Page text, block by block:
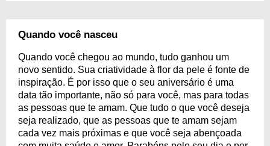
Quando você nasceu
Quando você chegou ao mundo, tudo ganhou um
novo sentido. Sua criatividade à flor da pele é fonte de
inspiração. É por isso que o seu aniversário é uma
data tão importante, não só para você, mas para todas
as pessoas que te amam. Que tudo o que você deseja
seja realizado, que as pessoas que te amam sejam
cada vez mais próximas e que você seja abençoada